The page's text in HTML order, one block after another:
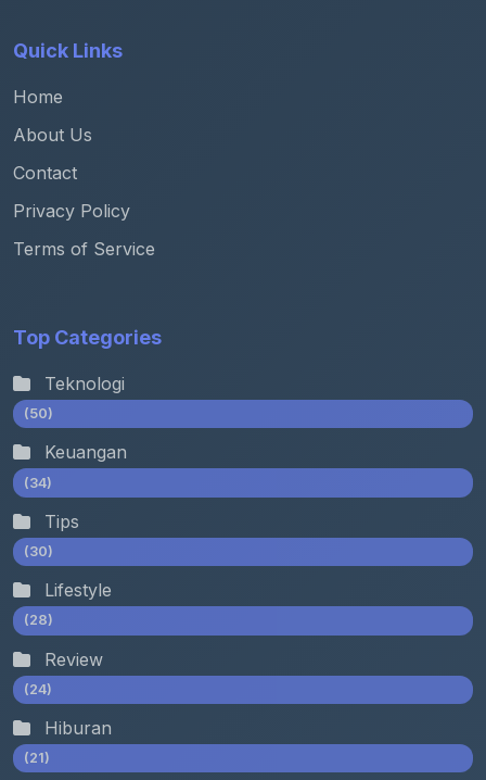
Quick Links
Home
About Us
Contact
Privacy Policy
Terms of Service
Top Categories
Teknologi
(50)
Keuangan
(34)
Tips
(30)
Lifestyle
(28)
Review
(24)
Hiburan
(21)